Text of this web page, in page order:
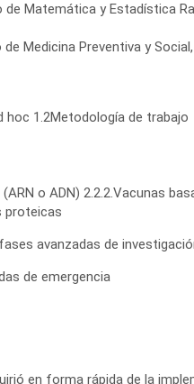
Matemática y Estadística
Medicina Preventiva y
hoc 1.2Metodología de trabajo
o ADN) 2.2.2.Vacunas
proteicas
avanzadas de
de emergencia
en forma rápida de la